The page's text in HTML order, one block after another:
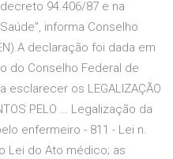
94.406/87 e na
informa Conselho
declaração foi dada em
do Conselho Federal de
esclarecer os LEGALIZAÇÃO
PELO … Legalização da
enfermeiro - 811 - Lei n.
Lei do Ato médico; as